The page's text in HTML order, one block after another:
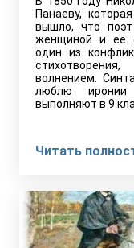
Панаеву,
вышло, что
женщиной и её
один из
волнением.
люблю иронии
выполняют в 9
Читать